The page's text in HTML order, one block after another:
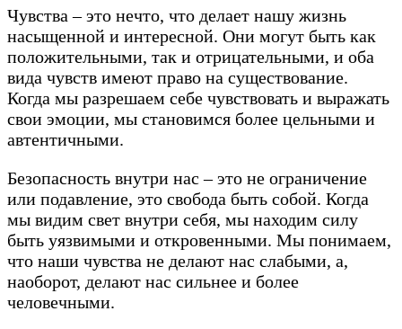
Чувства – это нечто, что делает нашу жизнь
насыщенной и интересной. Они могут быть как
положительными, так и отрицательными, и оба
вида чувств имеют право на существование.
Когда мы разрешаем себе чувствовать и выражать
свои эмоции, мы становимся более цельными и
автентичными.
Безопасность внутри нас – это не ограничение
или подавление, это свобода быть собой. Когда
мы видим свет внутри себя, мы находим силу
быть уязвимыми и откровенными. Мы понимаем,
что наши чувства не делают нас слабыми, а,
наоборот, делают нас сильнее и более
человечными.